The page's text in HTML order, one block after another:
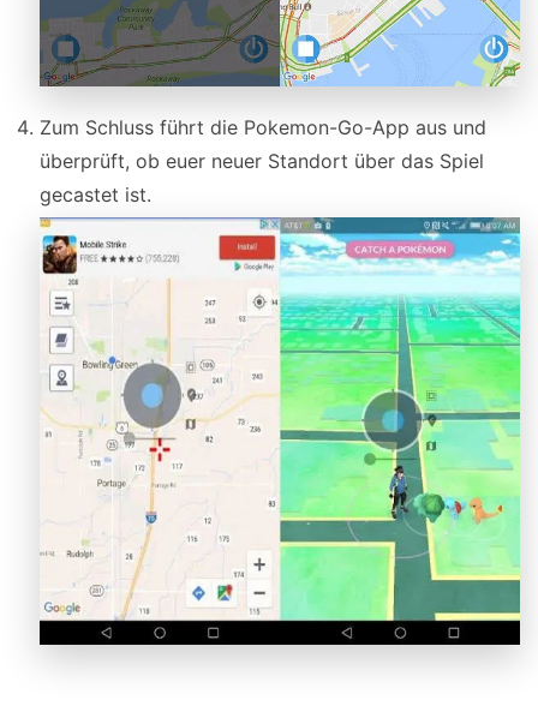
Zum Schluss führt die Pokemon-Go-App aus und
überprüft, ob euer neuer Standort über das Spiel
gecastet ist.